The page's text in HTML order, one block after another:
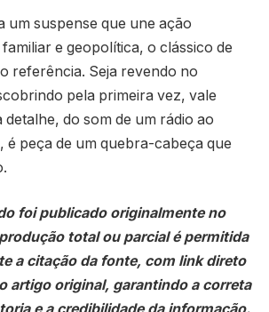
um suspense que une ação
e geopolítica, o clássico de
referência. Seja revendo no
pela primeira vez, vale
do som de um rádio ao
é peça de um quebra-cabeça que
foi publicado originalmente no
total ou parcial é permitida
a citação da fonte, com link direto
artigo original, garantindo a correta